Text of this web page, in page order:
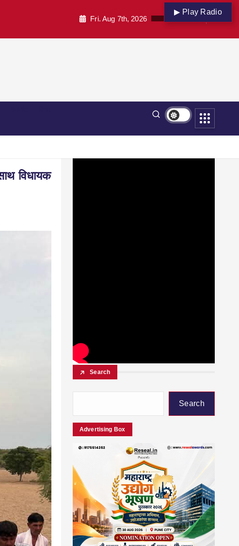
▶ Play Radio
Fri. Aug 7th, 2026
विधायक
Search
Search
Advertising Box